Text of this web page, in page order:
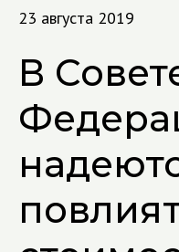
23 августа 2019
В